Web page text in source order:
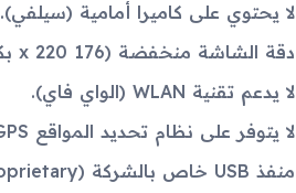
لا يحتوي على كاميرا أمامية (سيلفي).
دقة الشاشة منخفضة (176 x 220 بكسل).
لا يدعم تقنية WLAN (الواي فاي).
لا يتوفر على نظام تحديد المواقع GPS.
منفذ USB خاص بالشركة (Proprietary) مما يقيد التوافق مع ملحقات أخرى.